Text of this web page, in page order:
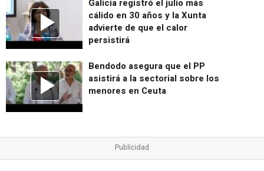
Galicia registró el julio más
cálido en 30 años y la Xunta
advierte de que el calor
persistirá
Bendodo asegura que el PP
asistirá a la sectorial sobre los
menores en Ceuta